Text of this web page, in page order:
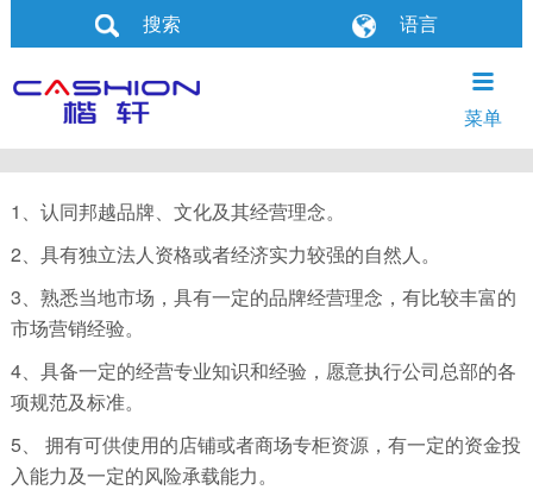
语言
搜索
菜单
品牌介绍
公司简介
企业文化
社会公益
产品介绍
智能打印机
热敏打印机
条码打印机
数据采集终端
扫描枪
合作招商
合作条件
合作优势
合作须知
招商流程
技术研发
智能技术研发方向
智能技术研发专利成果
产品动态
公司动态
产品动态
产品说明
智能问答
联系我们
1、认同邦越品牌、文化及其经营理念。
2、具有独立法人资格或者经济实力较强的自然人。
3、熟悉当地市场，具有一定的品牌经营理念，有比较丰富的
市场营销经验。
4、具备一定的经营专业知识和经验，愿意执行公司总部的各
项规范及标准。
5、 拥有可供使用的店铺或者商场专柜资源，有一定的资金投
入能力及一定的风险承载能力。